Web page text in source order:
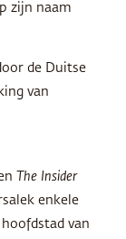
zijn naam
de Duitse
van
The Insider
enkele
van